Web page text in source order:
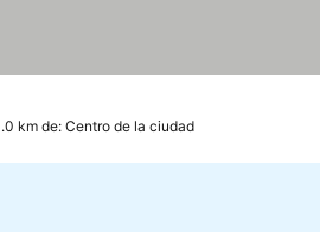
km de: Centro de la ciudad